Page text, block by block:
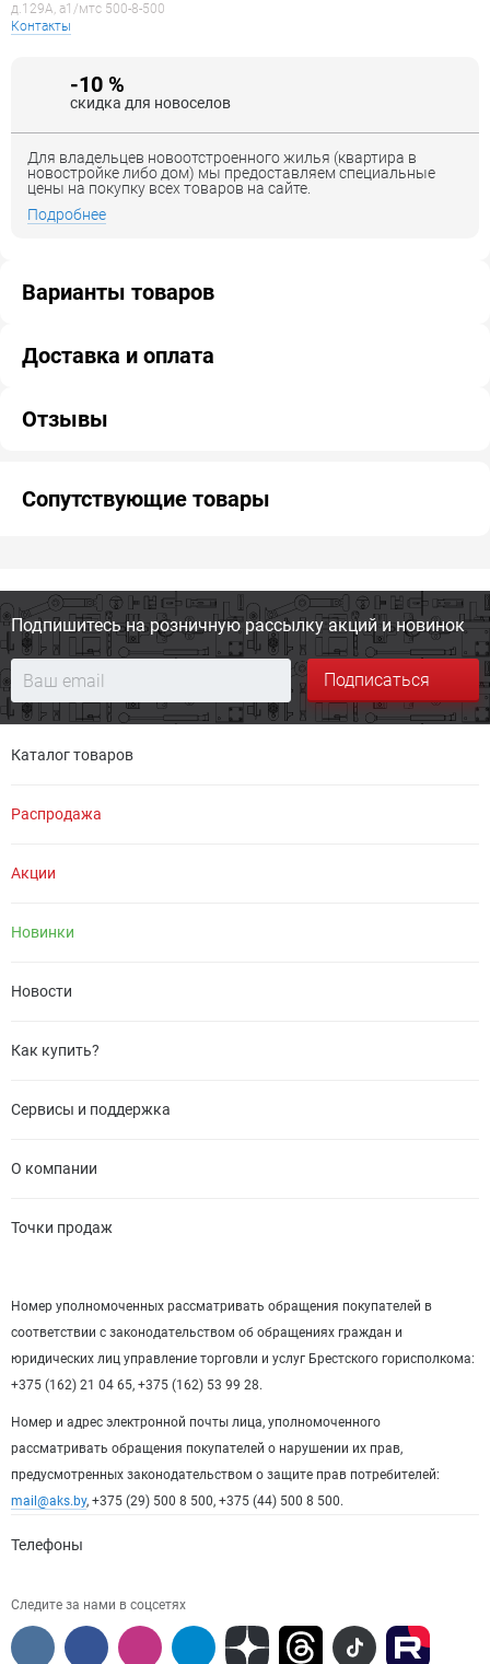
д.129А, a1/мтс 500-8-500
Контакты
-10 %
скидка для новоселов
Для владельцев новоотстроенного жилья (квартира в
новостройке либо дом) мы предоставляем специальные
цены на покупку всех товаров на сайте.
Подробнее
Варианты товаров
Доставка и оплата
Отзывы
Сопутствующие товары
Подпишитесь на розничную рассылку акций и новинок
Подписаться
Каталог товаров
Распродажа
Акции
Новинки
Новости
Как купить?
Сервисы и поддержка
О компании
Точки продаж
Номер уполномоченных рассматривать обращения покупателей в
соответствии с законодательством об обращениях граждан и
юридических лиц управление торговли и услуг Брестского горисполкома:
+375 (162) 21 04 65, +375 (162) 53 99 28.
Номер и адрес электронной почты лица, уполномоченного
рассматривать обращения покупателей о нарушении их прав,
предусмотренных законодательством о защите прав потребителей:
mail@aks.by, +375 (29) 500 8 500, +375 (44) 500 8 500.
Телефоны
Следите за нами в соцсетях